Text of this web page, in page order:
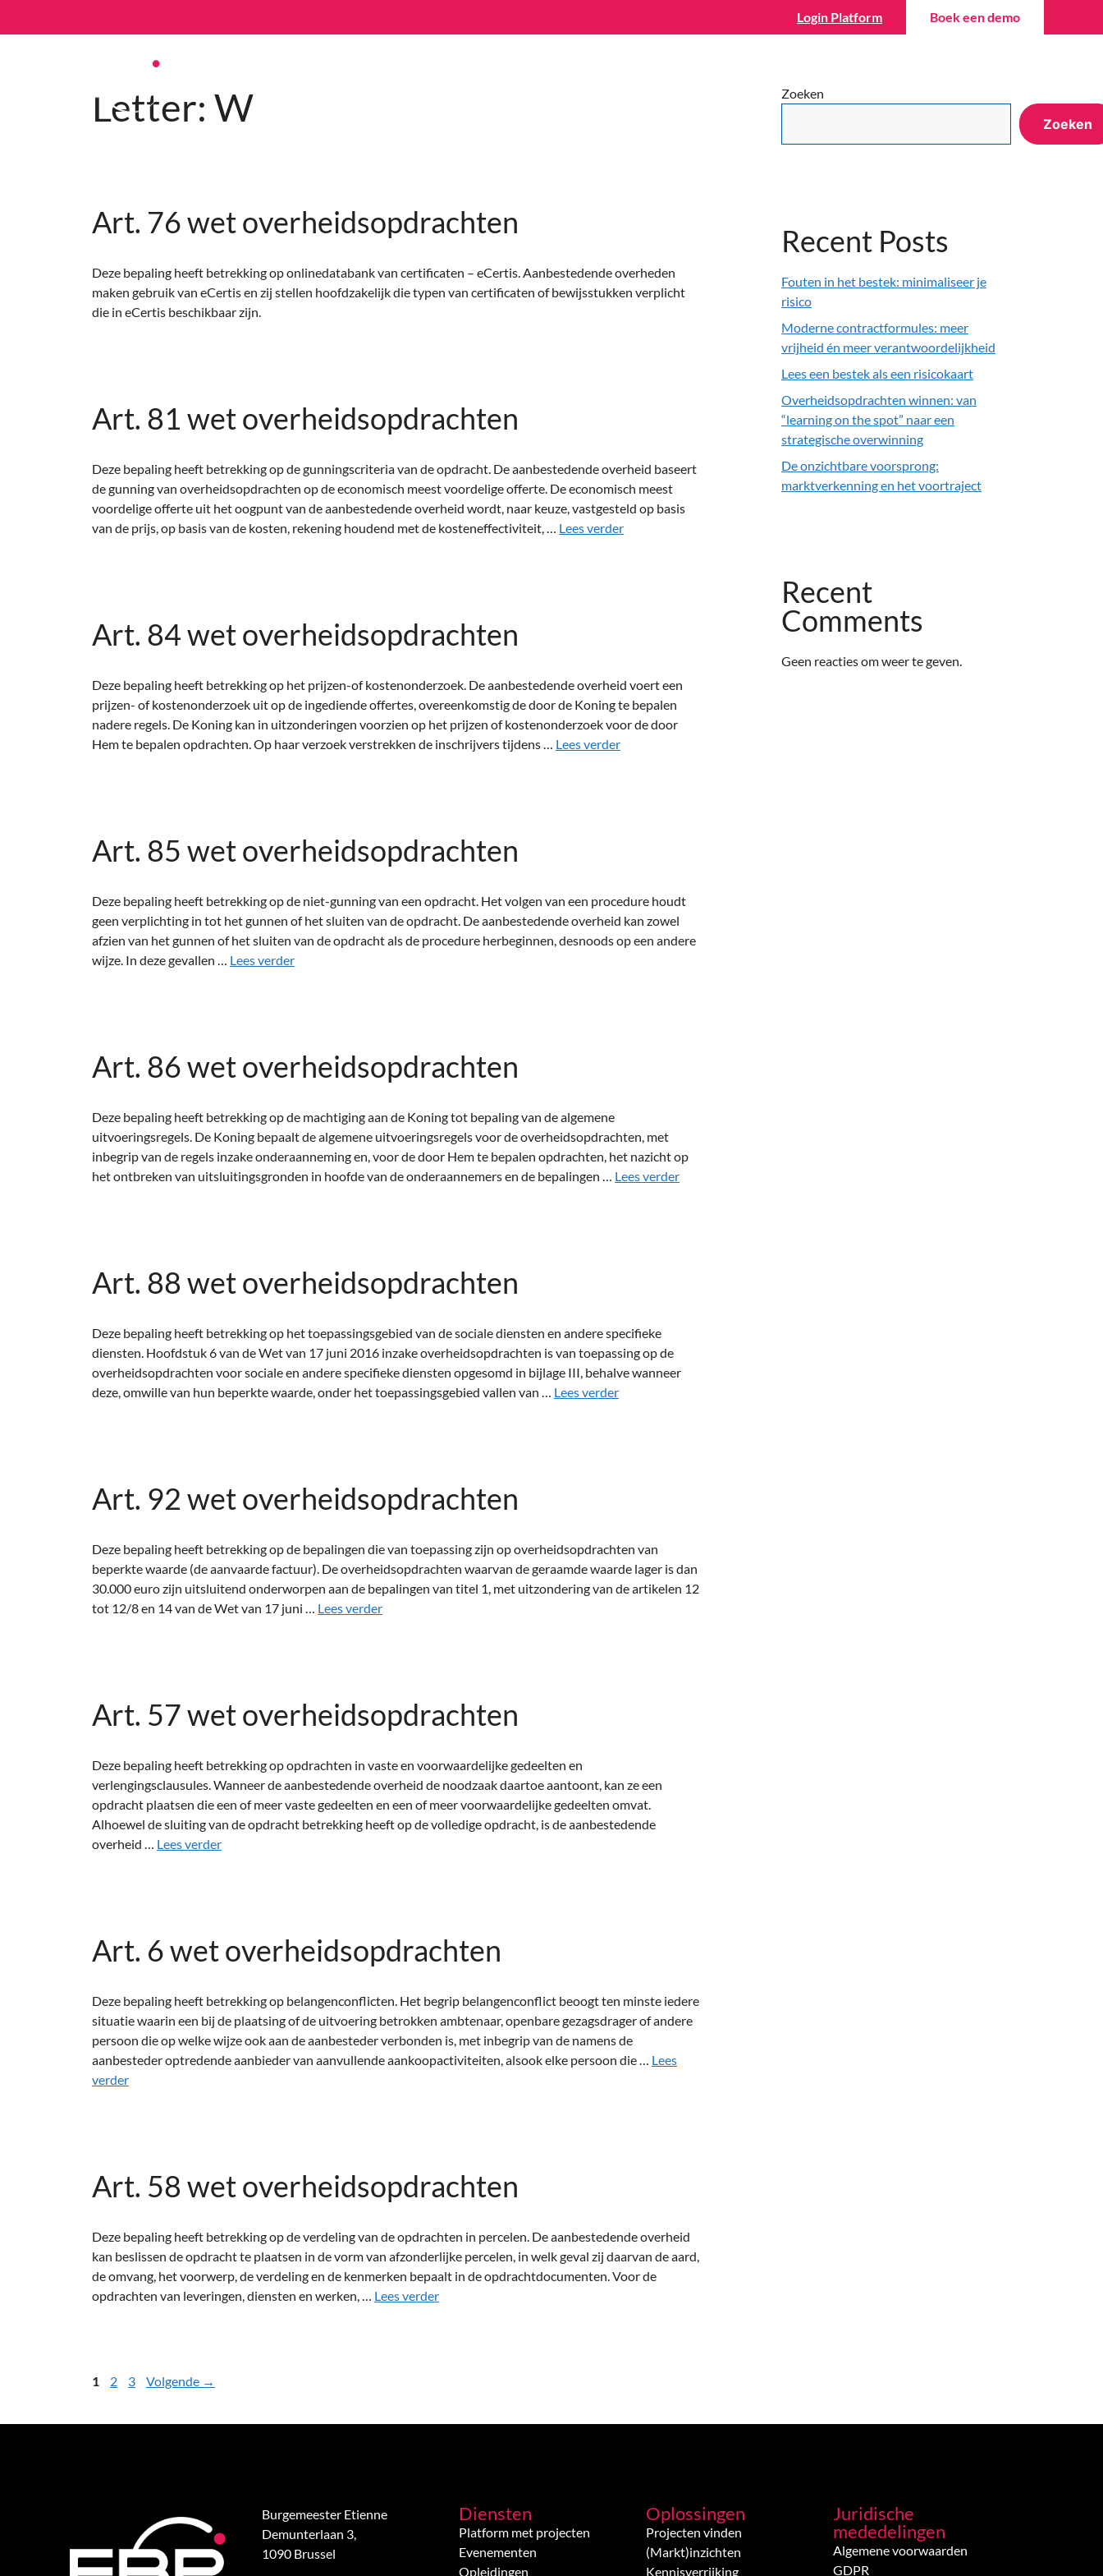
Login Platform Boek een demo
Letter: W
Art. 76 wet overheidsopdrachten
Deze bepaling heeft betrekking op onlinedatabank van certificaten – eCertis. Aanbestedende overheden
maken gebruik van eCertis en zij stellen hoofdzakelijk die typen van certificaten of bewijsstukken verplicht
die in eCertis beschikbaar zijn.
Art. 81 wet overheidsopdrachten
Deze bepaling heeft betrekking op de gunningscriteria van de opdracht. De aanbestedende overheid baseert
de gunning van overheidsopdrachten op de economisch meest voordelige offerte. De economisch meest
voordelige offerte uit het oogpunt van de aanbestedende overheid wordt, naar keuze, vastgesteld op basis
van de prijs, op basis van de kosten, rekening houdend met de kosteneffectiviteit, … Lees verder
Art. 84 wet overheidsopdrachten
Deze bepaling heeft betrekking op het prijzen-of kostenonderzoek. De aanbestedende overheid voert een
prijzen- of kostenonderzoek uit op de ingediende offertes, overeenkomstig de door de Koning te bepalen
nadere regels. De Koning kan in uitzonderingen voorzien op het prijzen of kostenonderzoek voor de door
Hem te bepalen opdrachten. Op haar verzoek verstrekken de inschrijvers tijdens … Lees verder
Art. 85 wet overheidsopdrachten
Deze bepaling heeft betrekking op de niet-gunning van een opdracht. Het volgen van een procedure houdt
geen verplichting in tot het gunnen of het sluiten van de opdracht. De aanbestedende overheid kan zowel
afzien van het gunnen of het sluiten van de opdracht als de procedure herbeginnen, desnoods op een andere
wijze. In deze gevallen … Lees verder
Art. 86 wet overheidsopdrachten
Deze bepaling heeft betrekking op de machtiging aan de Koning tot bepaling van de algemene
uitvoeringsregels. De Koning bepaalt de algemene uitvoeringsregels voor de overheidsopdrachten, met
inbegrip van de regels inzake onderaanneming en, voor de door Hem te bepalen opdrachten, het nazicht op
het ontbreken van uitsluitingsgronden in hoofde van de onderaannemers en de bepalingen … Lees verder
Art. 88 wet overheidsopdrachten
Deze bepaling heeft betrekking op het toepassingsgebied van de sociale diensten en andere specifieke
diensten. Hoofdstuk 6 van de Wet van 17 juni 2016 inzake overheidsopdrachten is van toepassing op de
overheidsopdrachten voor sociale en andere specifieke diensten opgesomd in bijlage III, behalve wanneer
deze, omwille van hun beperkte waarde, onder het toepassingsgebied vallen van … Lees verder
Art. 92 wet overheidsopdrachten
Deze bepaling heeft betrekking op de bepalingen die van toepassing zijn op overheidsopdrachten van
beperkte waarde (de aanvaarde factuur). De overheidsopdrachten waarvan de geraamde waarde lager is dan
30.000 euro zijn uitsluitend onderworpen aan de bepalingen van titel 1, met uitzondering van de artikelen 12
tot 12/8 en 14 van de Wet van 17 juni … Lees verder
Art. 57 wet overheidsopdrachten
Deze bepaling heeft betrekking op opdrachten in vaste en voorwaardelijke gedeelten en
verlengingsclausules. Wanneer de aanbestedende overheid de noodzaak daartoe aantoont, kan ze een
opdracht plaatsen die een of meer vaste gedeelten en een of meer voorwaardelijke gedeelten omvat.
Alhoewel de sluiting van de opdracht betrekking heeft op de volledige opdracht, is de aanbestedende
overheid … Lees verder
Art. 6 wet overheidsopdrachten
Deze bepaling heeft betrekking op belangenconflicten. Het begrip belangenconflict beoogt ten minste iedere
situatie waarin een bij de plaatsing of de uitvoering betrokken ambtenaar, openbare gezagsdrager of andere
persoon die op welke wijze ook aan de aanbesteder verbonden is, met inbegrip van de namens de
aanbesteder optredende aanbieder van aanvullende aankoopactiviteiten, alsook elke persoon die … Lees
verder
Art. 58 wet overheidsopdrachten
Deze bepaling heeft betrekking op de verdeling van de opdrachten in percelen. De aanbestedende overheid
kan beslissen de opdracht te plaatsen in de vorm van afzonderlijke percelen, in welk geval zij daarvan de aard,
de omvang, het voorwerp, de verdeling en de kenmerken bepaalt in de opdrachtdocumenten. Voor de
opdrachten van leveringen, diensten en werken, … Lees verder
1 2 3 Volgende →
Zoeken
Zoeken
Recent Posts
Fouten in het bestek: minimaliseer je
risico
Moderne contractformules: meer
vrijheid én meer verantwoordelijkheid
Lees een bestek als een risicokaart
Overheidsopdrachten winnen: van
“learning on the spot” naar een
strategische overwinning
De onzichtbare voorsprong:
marktverkenning en het voortraject
Recent
Comments
Geen reacties om weer te geven.
Burgemeester Etienne
Demunterlaan 3,
1090 Brussel
Diensten
Platform met projecten
Evenementen
Opleidingen
Oplossingen
Projecten vinden
(Markt)inzichten
Kennisverrijking
Juridische
mededelingen
Algemene voorwaarden
GDPR